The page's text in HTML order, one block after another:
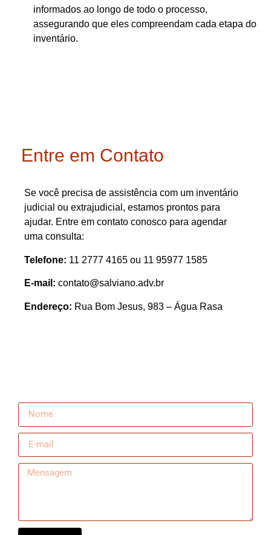
informados ao longo de todo o processo,
assegurando que eles compreendam cada etapa do
inventário.
Entre em Contato
Se você precisa de assistência com um inventário
judicial ou extrajudicial, estamos prontos para
ajudar. Entre em contato conosco para agendar
uma consulta:
Telefone: 11 2777 4165 ou 11 95977 1585
E-mail: contato@salviano.adv.br
Endereço: Rua Bom Jesus, 983 – Água Rasa